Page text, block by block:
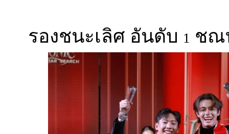
รองชนะเลิศ อันดับ 1 ชณ